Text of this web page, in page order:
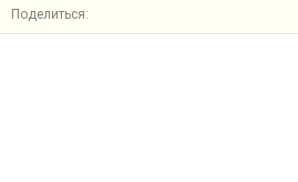
Поделиться: